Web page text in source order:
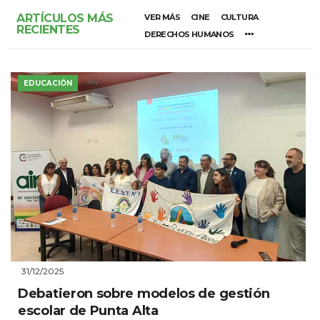
ARTÍCULOS MÁS
RECIENTES
VER MÁS CINE
CULTURA
DERECHOS HUMANOS
EDUCACIÓN
31/12/2025
Debatieron sobre modelos de gestión
escolar de Punta Alta